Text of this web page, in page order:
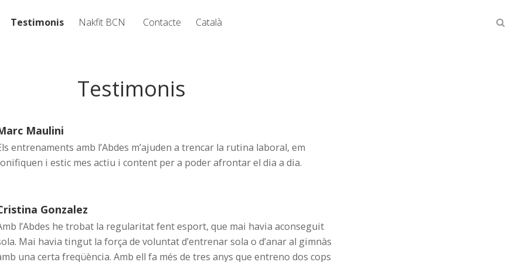
Testimonis Nakfit BCN Contacte Català
Search
Testimonis
Maulini
entrenaments amb l’Abdes m’ajuden a trencar la rutina laboral, em
i estic mes actiu i content per a poder afrontar el dia a dia.
Gonzalez
l’Abdes he trobat la regularitat fent esport, que mai havia aconseguit
Mai havia tingut la força de voluntat d’entrenar sola o d’anar al gimnàs
una certa freqüència. Amb ell fa més de tres anys que entreno dos cops